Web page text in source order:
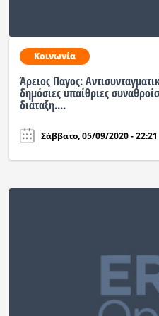
Εκπομπές
Πολιτισμός
Κοινωνία
Άρειος Παγος:
δημόσιες υπαίθριες
διάταξη....
Σάββατο, 05/09/2020 - 22:21